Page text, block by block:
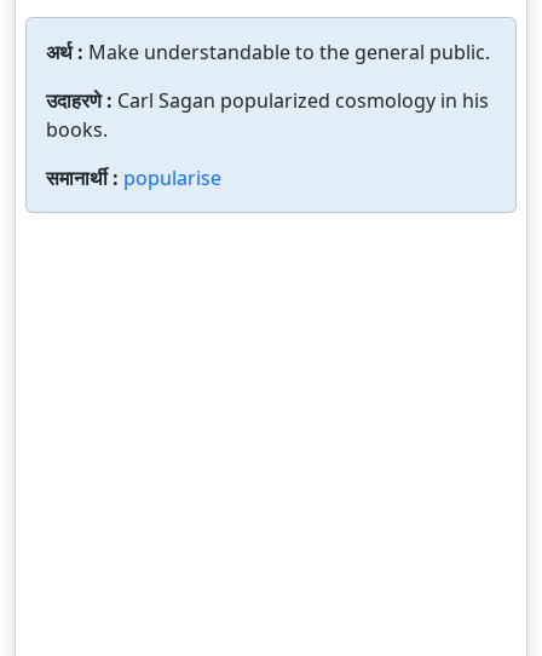
अर्थ : Make understandable to the general public.
उदाहरणे : Carl Sagan popularized cosmology in his
books.
समानार्थी : popularise